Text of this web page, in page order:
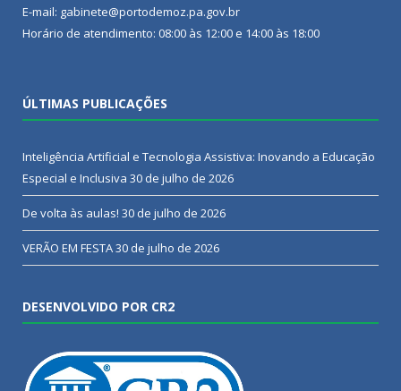
E-mail: gabinete@portodemoz.pa.gov.br
Horário de atendimento: 08:00 às 12:00 e 14:00 às 18:00
ÚLTIMAS PUBLICAÇÕES
Inteligência Artificial e Tecnologia Assistiva: Inovando a Educação
Especial e Inclusiva 30 de julho de 2026
De volta às aulas! 30 de julho de 2026
VERÃO EM FESTA30 de julho de 2026
DESENVOLVIDO POR CR2